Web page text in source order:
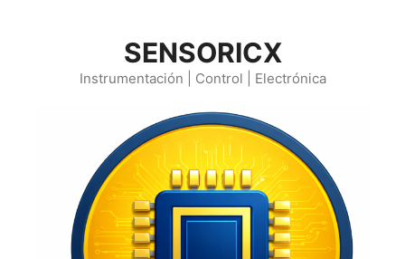
SENSORICX
Instrumentación | Control | Electrónica